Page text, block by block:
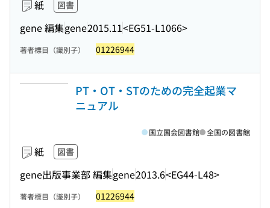
紙 図書
gene 編集gene2015.11<EG51-L1066>
著者標目（識別子） 01226944
PT・OT・STのための完全起業マ
ニュアル
紙 図書
gene出版事業部 編集gene2013.6<EG44-L48>
国立国会図書館 全国の図書館
著者標目（識別子） 01226944